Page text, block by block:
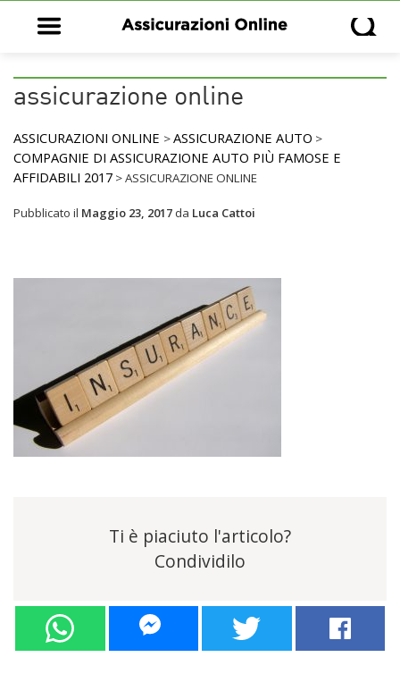
Open main menu Open
assicurazione online
ASSICURAZIONI ONLINE >ASSICURAZIONE AUTO >
COMPAGNIE DI ASSICURAZIONE AUTO PIÙ FAMOSE E
AFFIDABILI 2017 >ASSICURAZIONE ONLINE
Pubblicato il Maggio 23, 2017 da Luca Cattoi
Ti è piaciuto l'articolo?
Condividilo